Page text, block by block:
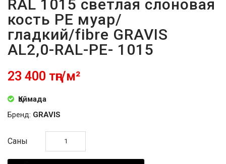
RAL 1015 светлая слоновая
кость PE муар/
гладкий/fibre GRAVIS
AL2,0-RAL-PE- 1015
23 400 тңг/м²
Қоймада
Бренд: GRAVIS
Саны